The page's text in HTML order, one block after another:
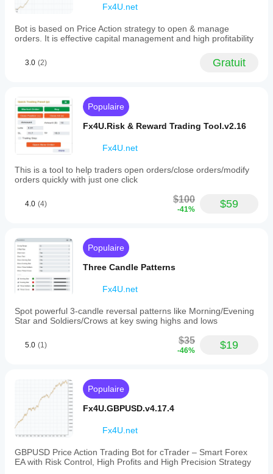
lines
on
chart.
Parameters
SL,
TP,
and
range
are
measured
pips,
while
expiry
are
A
Quick
Modifying
Panel
allows
users
close
orders
adjust
order
StopLoss,
TakeProfit,
TrailingStop,
range,
Changes
can
be
Fx4U.net
Bot is based on Price Action strategy to open & manage
orders. It is effective capital management and high profitability
3.0 (2) Gratuit
Populaire
Fx4U.Risk & Reward Trading Tool.v2.16
Fx4U.net
This is a tool to help traders open orders/close orders/modify
orders quickly with just one click
4.0 (4) $100
-41% $59
Populaire
Three Candle Patterns
Fx4U.net
Spot powerful 3-candle reversal patterns like Morning/Evening
Star and Soldiers/Crows at key swing highs and lows
5.0 (1) $35
-46% $19
Populaire
Fx4U.GBPUSD.v4.17.4
Fx4U.net
GBPUSD Price Action Trading Bot for cTrader – Smart Forex
EA with Risk Control, High Profits and High Precision Strategy